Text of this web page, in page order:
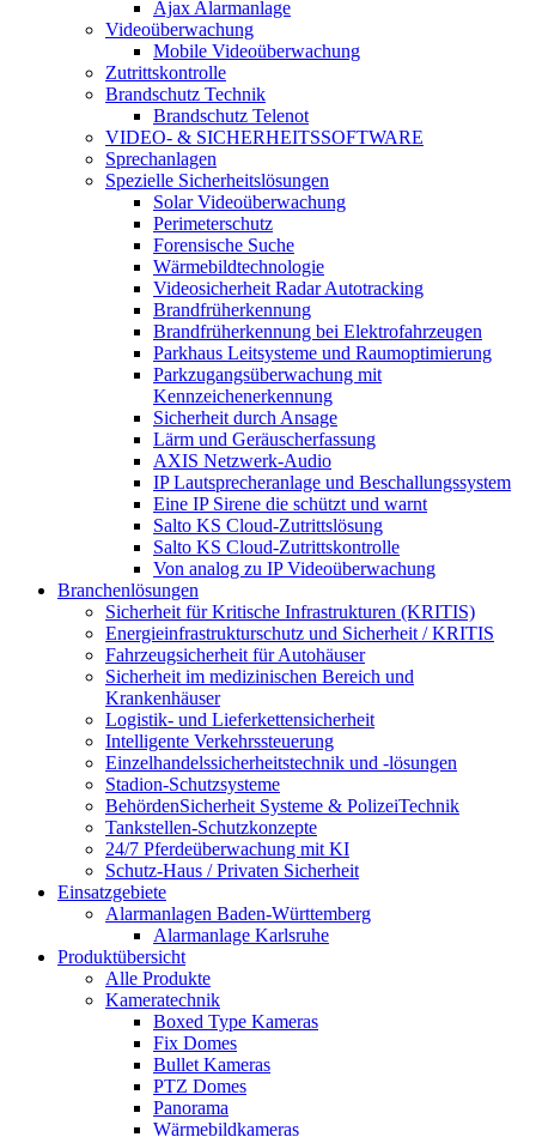
Ajax Alarmanlage
Videoüberwachung
Mobile Videoüberwachung
Zutrittskontrolle
Brandschutz Technik
Brandschutz Telenot
VIDEO- & SICHERHEITSSOFTWARE
Sprechanlagen
Spezielle Sicherheitslösungen
Solar Videoüberwachung
Perimeterschutz
Forensische Suche
Wärmebildtechnologie
Videosicherheit Radar Autotracking​
Brandfrüherkennung
Brandfrüherkennung bei Elektrofahrzeugen
Parkhaus Leitsysteme und Raumoptimierung
Parkzugangsüberwachung mit
Kennzeichenerkennung
Sicherheit durch Ansage
Lärm und Geräuscherfassung
AXIS Netzwerk-Audio
IP Lautsprecheranlage und Beschallungssystem
Eine IP Sirene die schützt und warnt
Salto KS Cloud-Zutrittslösung
Salto KS Cloud-Zutrittskontrolle
Von analog zu IP Videoüberwachung
Branchenlösungen
Sicherheit für Kritische Infrastrukturen (KRITIS)
Energieinfrastrukturschutz und Sicherheit / KRITIS
Fahrzeugsicherheit für Autohäuser
Sicherheit im medizinischen Bereich und
Krankenhäuser
Logistik- und Lieferkettensicherheit
Intelligente Verkehrssteuerung
Einzelhandelssicherheitstechnik und -lösungen
Stadion-Schutzsysteme
BehördenSicherheit Systeme & PolizeiTechnik
Tankstellen-Schutzkonzepte​
24/7 Pferdeüberwachung mit KI
Schutz-Haus / Privaten Sicherheit
Einsatzgebiete
Alarmanlagen Baden-Württemberg
Alarmanlage Karlsruhe
Produktübersicht
Alle Produkte
Kameratechnik
Boxed Type Kameras
Fix Domes
Bullet Kameras
PTZ Domes
Panorama
Wärmebildkameras